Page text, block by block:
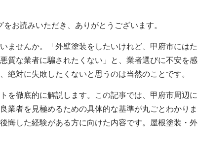
お読みいただき、ありがとうございます。
ませんか。「外壁塗装をしたいけれど、甲府市にはた
質な業者に騙されたくない」と、業者選びに不安を感
絶対に失敗したくないと思うのは当然のことです。
を徹底的に解説します。この記事では、甲府市周辺に
業者を見極めるための具体的な基準が丸ごとわかりま
悔した経験がある方に向けた内容です。屋根塗装・外